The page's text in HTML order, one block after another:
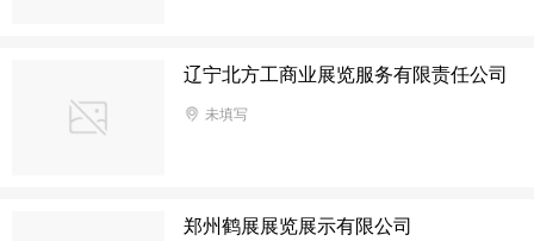
辽宁北方工商业展览服务有限责任公司
未填写
郑州鹤展展览展示有限公司